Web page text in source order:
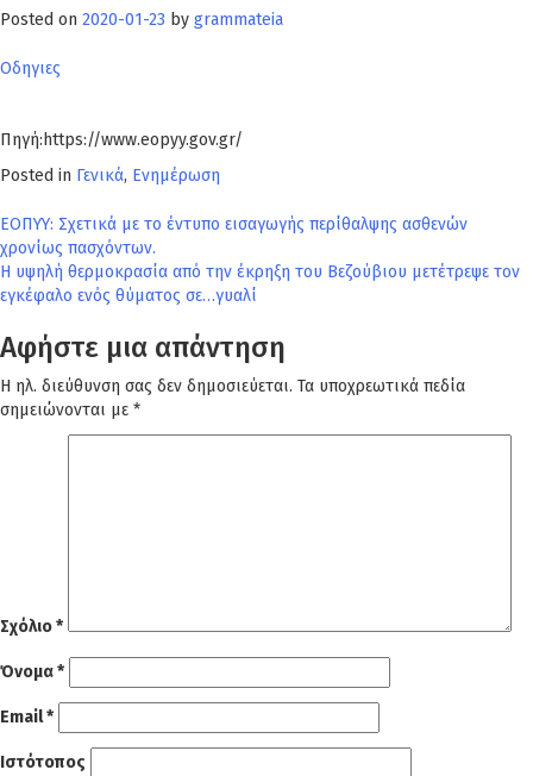
Posted on 2020-01-23 by grammateia
Οδηγιες
Πηγή:https://www.eopyy.gov.gr/
Posted in Γενικά, Ενημέρωση
Πλοήγηση
άρθρων
ΕΟΠΥΥ: Σχετικά με το έντυπο εισαγωγής περίθαλψης ασθενών
χρονίως πασχόντων.
Η υψηλή θερμοκρασία από την έκρηξη του Βεζούβιου μετέτρεψε τον
εγκέφαλο ενός θύματος σε…γυαλί
Αφήστε μια απάντηση
Η ηλ. διεύθυνση σας δεν δημοσιεύεται. Τα υποχρεωτικά πεδία
σημειώνονται με *
Σχόλιο*
Όνομα*
Email*
Ιστότοπος